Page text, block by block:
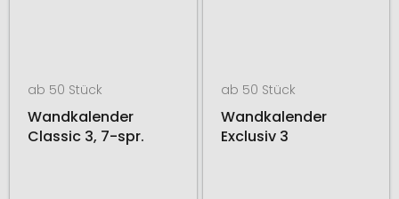
ab 50 Stück
Wandkalender
Classic 3, 7-spr.
ab 50 Stück
Wandkalender
Exclusiv 3